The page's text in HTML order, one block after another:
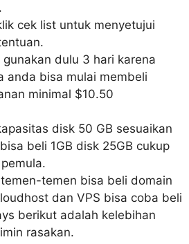
cek list untuk menyetujui
gunakan dulu 3 hari karena
anda bisa mulai membeli
minimal $10.50
disk 50 GB sesuaikan
beli 1GB disk 25GB cukup
temen bisa beli domain
dan VPS bisa coba beli
berikut adalah kelebihan
rasakan.